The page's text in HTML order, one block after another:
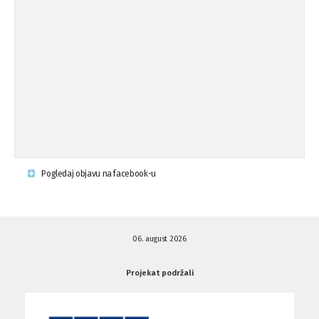
Pogledaj objavu na facebook-u
06. august 2026
Projekat podržali